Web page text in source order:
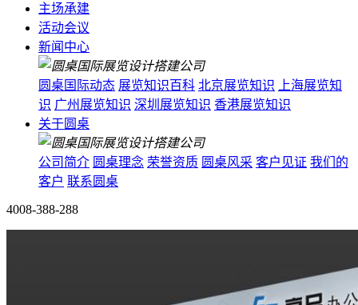
主场承建
活动会议
新闻中心
圆桌国际动态 展览知识百科 北京展览知识
上海展览知
识 广州展览知识 深圳展览知识 香港展览知识
关于圆桌
公司简介 圆桌理念 荣誉资质 圆桌风采 客户见证 我们的
客户 联系圆桌
4008-388-288